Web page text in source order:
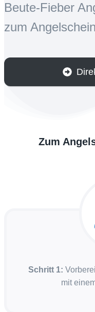
Beute-Fieber
zum
Zum
Schritt 1:
mit